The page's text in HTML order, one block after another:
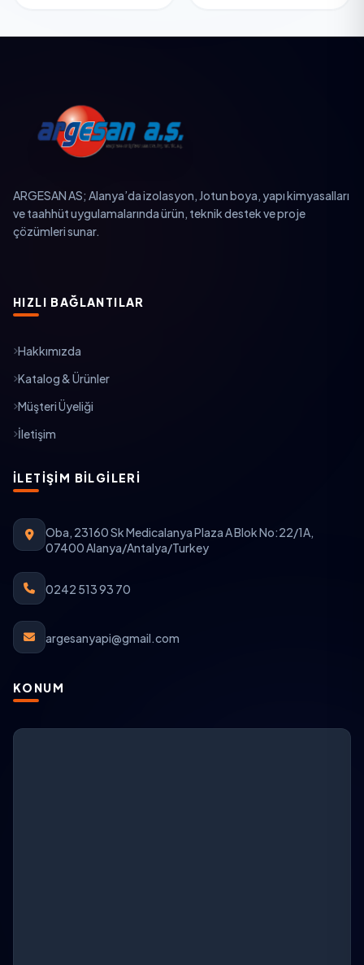
ARGESAN AS; Alanya’da izolasyon, Jotun boya, yapı kimyasalları
ve taahhüt uygulamalarında ürün, teknik destek ve proje
çözümleri sunar.
HIZLI BAĞLANTILAR
Hakkımızda
Katalog & Ürünler
Müşteri Üyeliği
İletişim
İLETIŞIM BILGILERI
Oba, 23160 Sk Medicalanya Plaza A Blok No:22/1A,
07400 Alanya/Antalya/Turkey
0242 513 93 70
argesanyapi@gmail.com
KONUM